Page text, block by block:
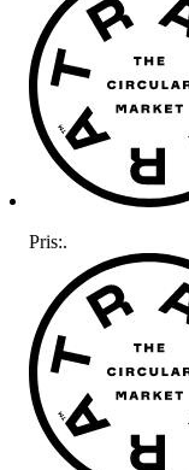
Pris:.